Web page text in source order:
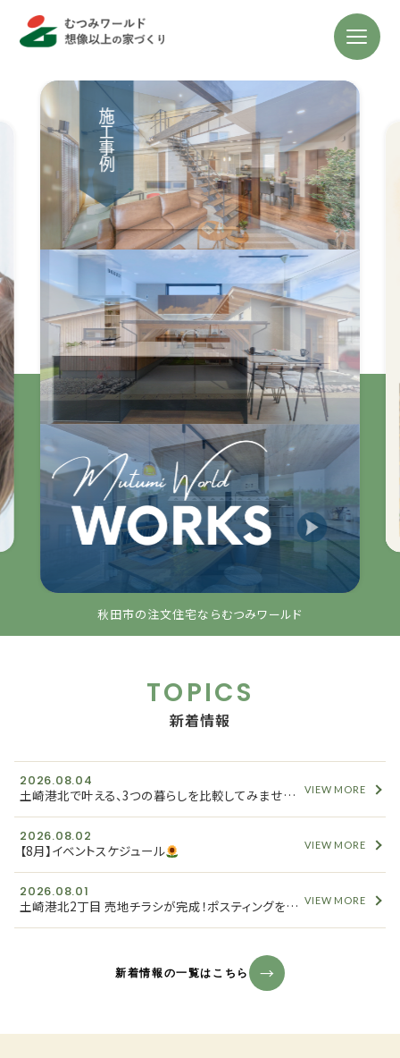
秋田市の注文住宅ならむつみワールド
TOPICS
新着情報
2026.08.04
土崎港北で叶える、3つの暮らしを比較してみませんか？ VIEW MORE
2026.08.02
【8月】イベントスケジュール VIEW MORE
2026.08.01
土崎港北2丁目 売地チラシが完成！ポスティングを開始しました VIEW MORE
新着情報の一覧はこちら